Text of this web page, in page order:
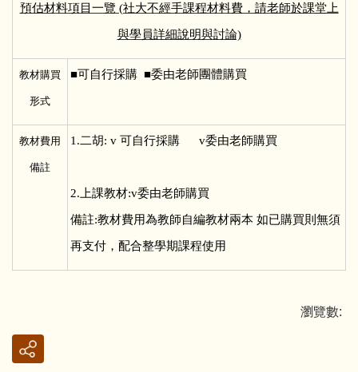
預估材料項目一覽 (社大不經手課程材料費，請老師於課堂上
與學員詳細說明與討論)
教材購買
形式
■可自行採購 ■委由老師團體購買
教材費用
備註
1.二胡: v 可自行採購 v委由老師購買
2.上課教材:v委由老師購買
備註:教材費用為教師自編教材兩本 如已購買則無須
再支付，配合整學期課程使用
瀏覽數: